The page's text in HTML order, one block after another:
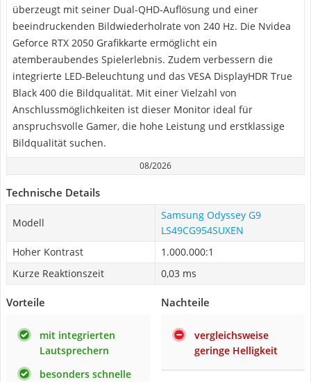
überzeugt mit seiner Dual-QHD-Auflösung und einer
beeindruckenden Bildwiederholrate von 240 Hz. Die Nvidea
Geforce RTX 2050 Grafikkarte ermöglicht ein
atemberaubendes Spielerlebnis. Zudem verbessern die
integrierte LED-Beleuchtung und das VESA DisplayHDR True
Black 400 die Bildqualität. Mit einer Vielzahl von
Anschlussmöglichkeiten ist dieser Monitor ideal für
anspruchsvolle Gamer, die hohe Leistung und erstklassige
Bildqualität suchen.
08/2026
Technische Details
Modell
Samsung Odyssey G9
LS49CG954SUXEN
Hoher Kontrast
1.000.000:1
Kurze Reaktionszeit
0,03 ms
Vorteile
mit integrierten
Lautsprechern
besonders schnelle
Nachteile
vergleichsweise
geringe Helligkeit